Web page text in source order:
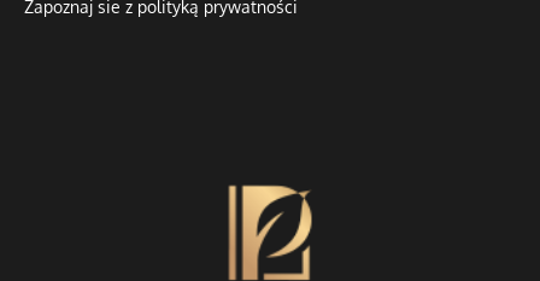
Zapoznaj sie z polityką prywatności